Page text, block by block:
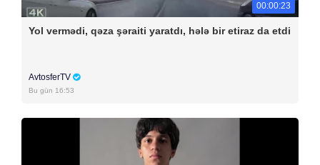
00:00:23
Yol vermədi, qəza şəraiti yaratdı, hələ bir etiraz da etdi
AvtosferTV
Bu gün 16:53